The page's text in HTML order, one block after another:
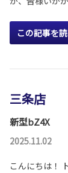
この記事を
三条店
新型bZ4X
2025.11.02
こんにちは！